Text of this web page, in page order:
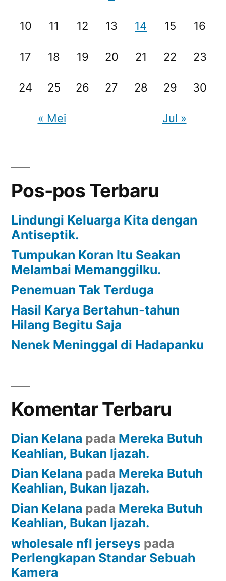
10 11 12 13 14 15 16
17 18 19 20 21 22 23
24 25 26 27 28 29 30
« Mei Jul »
Pos-pos Terbaru
Lindungi Keluarga Kita dengan
Antiseptik.
Tumpukan Koran Itu Seakan
Melambai Memanggilku.
Penemuan Tak Terduga
Hasil Karya Bertahun-tahun
Hilang Begitu Saja
Nenek Meninggal di Hadapanku
Komentar Terbaru
Dian Kelana pada Mereka Butuh
Keahlian, Bukan Ijazah.
Dian Kelana pada Mereka Butuh
Keahlian, Bukan Ijazah.
Dian Kelana pada Mereka Butuh
Keahlian, Bukan Ijazah.
wholesale nfl jerseys pada
Perlengkapan Standar Sebuah
Kamera